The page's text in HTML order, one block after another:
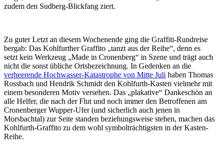
zudem den Sudberg-Blickfang ziert.
Zu guter Letzt an diesem Wochenende ging die Graffiti-Rundreise
bergab: Das Kohlfurther Graffito „tanzt aus der Reihe“, denn es
setzt kein Werkzeug „Made in Cronenberg“ in Szene und trägt auch
nicht die sonst übliche Ortsbezeichnung. In Gedenken an die
verheerende Hochwasser-Katastrophe von Mitte Juli haben Thomas
Rossbach und Hendrik Schmidt den Kohlfurth-Kasten vielmehr mit
einem besonderen Motiv versehen. Das „plakative“ Dankeschön an
alle Helfer, die nach der Flut und noch immer den Betroffenen am
Cronenberger Wupper-Ufer (und sicherlich auch jenen in
Morsbachtal) zur Seite standen beziehungsweise stehen, machen das
Kohlfurth-Graffito zu dem wohl symbolträchtigsten in der Kasten-
Reihe.